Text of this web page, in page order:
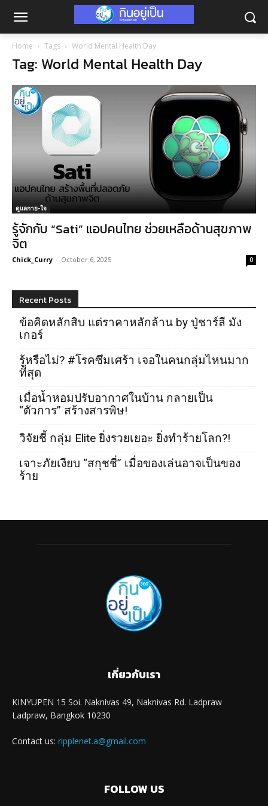
Home Tags World Mental Health Day
Tag: World Mental Health Day
ดูแลกาย-ใจ
รู้จักกับ “Sati” แอปคนไทย ช่วยเหลือด้านสุขภาพ
จิต
Chick_Curry - October 6, 2025 0
Recent Posts
ข้อคิดหลักสิบ แต่ราคาหลักล้าน by ปู่ชาร์ลี มัง
เกอร์
รู้หรือไม่? #โรคซึมเศร้า เจอในคนกลุ่มไหนมาก
ที่สุด
เมื่อน้ำหอมปรับอากาศในบ้าน กลายเป็น
“ตัวการ” สร้างสารพิษ!
วิจัยชี้ กลุ่ม Elite ยิ่งรวยเยอะ ยิ่งทำร้ายโลก?!
เจาะภัยเงียบ “สกุชชี่” เมื่อของเล่นอาจเป็นของ
ร้าย
เกี่ยวกับเรา
KINYUPEN 15 Soi. Naknivas 49, Naknivas Rd. Ladpraw
Ladpraw, Bangkok 10230
Contact us: ripplenet.a@gmail.com
FOLLOW US